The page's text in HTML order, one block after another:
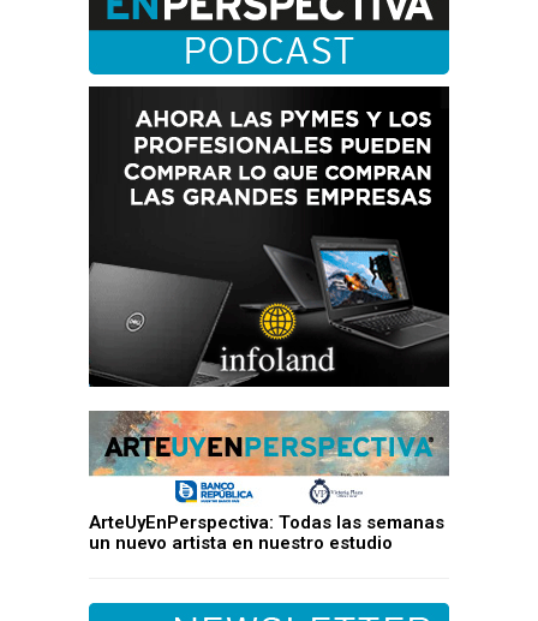
ArteUyEnPerspectiva: Todas las semanas
un nuevo artista en nuestro estudio